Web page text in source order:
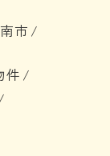
市 /
件 /